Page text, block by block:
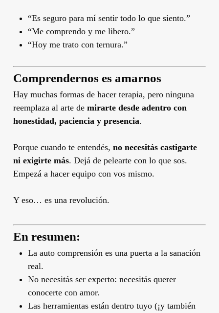
“Es seguro para mí sentir todo lo que siento.”
“Me comprendo y me libero.”
“Hoy me trato con ternura.”
Comprendernos es amarnos
Hay muchas formas de hacer terapia, pero ninguna
reemplaza al arte de mirarte desde adentro con
honestidad, paciencia y presencia.
Porque cuando te entendés, no necesitás castigarte
ni exigirte más. Dejá de pelearte con lo que sos.
Empezá a hacer equipo con vos mismo.
Y eso… es una revolución.
En resumen:
La auto comprensión es una puerta a la sanación
real.
No necesitás ser experto: necesitás querer
conocerte con amor.
Las herramientas están dentro tuyo (¡y también